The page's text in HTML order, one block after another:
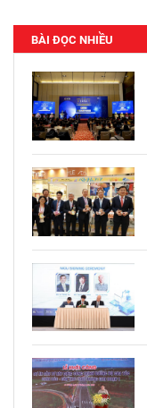
BÀI ĐỌC NHIỀU